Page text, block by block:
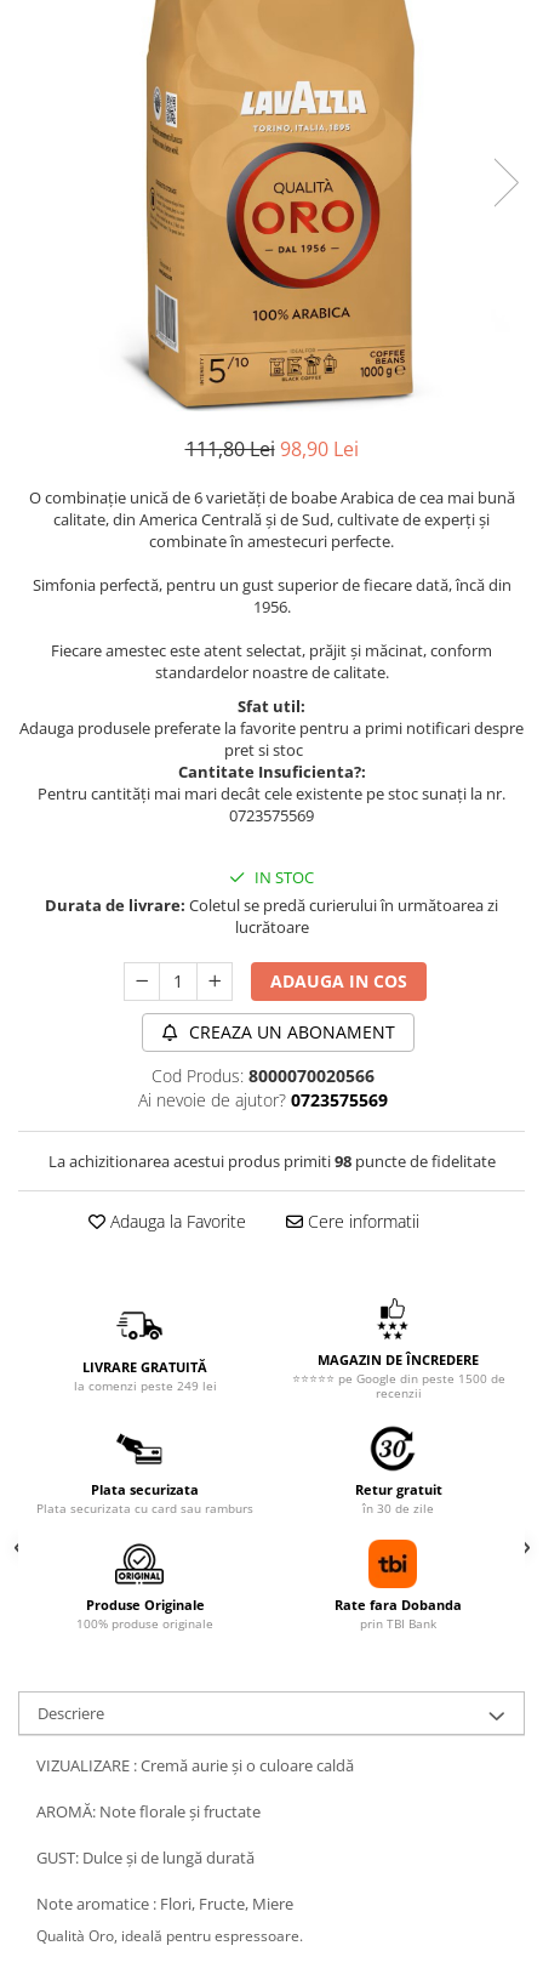
111,80 Lei 98,90 Lei
O combinație unică de 6 varietăți de boabe Arabica de cea mai bună
calitate, din America Centrală și de Sud, cultivate de experți și
combinate în amestecuri perfecte.
Simfonia perfectă, pentru un gust superior de fiecare dată, încă din
1956.
Fiecare amestec este atent selectat, prăjit și măcinat, conform
standardelor noastre de calitate.
Sfat util:
Adauga produsele preferate la favorite pentru a primi notificari despre
pret si stoc
Cantitate Insuficienta?:
Pentru cantități mai mari decât cele existente pe stoc sunați la nr.
0723575569
IN STOC
Durata de livrare: Coletul se predă curierului în următoarea zi
lucrătoare
ADAUGA IN COS
CREAZA UN ABONAMENT
Cod Produs: 8000070020566
Ai nevoie de ajutor? 0723575569
La achizitionarea acestui produs primiti98puncte de fidelitate
Adauga la Favorite Cere informatii
LIVRARE GRATUITĂ
la comenzi peste 249 lei
MAGAZIN DE ÎNCREDERE
⭐⭐⭐⭐⭐ pe Google din peste 1500 de
recenzii
Plata securizata
Plata securizata cu card sau ramburs
Retur gratuit
în 30 de zile
Produse Originale
100% produse originale
Rate fara Dobanda
prin TBI Bank
Descriere
VIZUALIZARE : Cremă aurie și o culoare caldă
AROMĂ: Note florale și fructate
GUST: Dulce și de lungă durată
Note aromatice : Flori, Fructe, Miere
Qualità Oro, ideală pentru espressoare.